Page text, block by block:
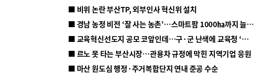
■ 비위 논란 부산TP, 외부인사 혁신위 설치
■ 경남 농정 비전 ‘잘 사는 농촌’…스마트팜 1000㏊까지 늘린다
■ 교육혁신선도지 공모 코앞인데…구·군 난색에 교육청 ‘쩔쩔’
■ 르노 못 타는 부산시장…관용차 규정에 막힌 지역기업 응원
■ 마산 원도심 행정·주거복합단지 연내 준공 수순